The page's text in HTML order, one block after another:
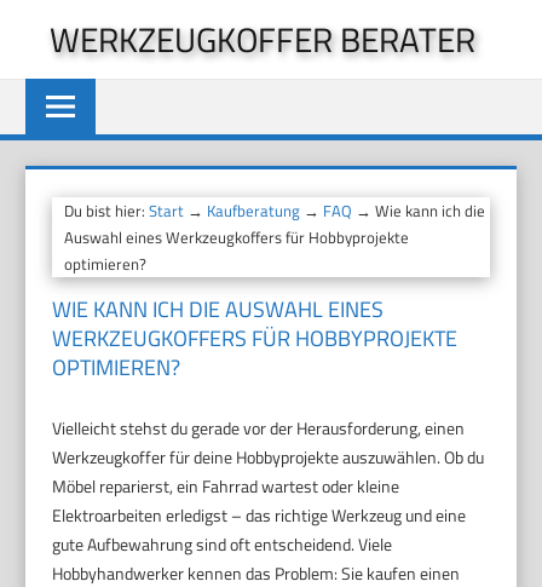
springen
WERKZEUGKOFFER BERATER
Du bist hier:Start → Kaufberatung → FAQ → Wie kann ich die
Auswahl eines Werkzeugkoffers für Hobbyprojekte
optimieren?
WIE KANN ICH DIE AUSWAHL EINES
WERKZEUGKOFFERS FÜR HOBBYPROJEKTE
OPTIMIEREN?
Vielleicht stehst du gerade vor der Herausforderung, einen
Werkzeugkoffer für deine Hobbyprojekte auszuwählen. Ob du
Möbel reparierst, ein Fahrrad wartest oder kleine
Elektroarbeiten erledigst – das richtige Werkzeug und eine
gute Aufbewahrung sind oft entscheidend. Viele
Hobbyhandwerker kennen das Problem: Sie kaufen einen